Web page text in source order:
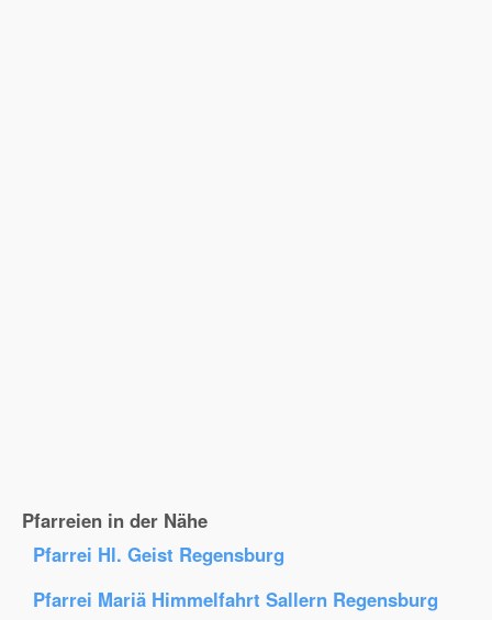
Pfarreien in der Nähe
Pfarrei Hl. Geist Regensburg
Pfarrei Mariä Himmelfahrt Sallern Regensburg